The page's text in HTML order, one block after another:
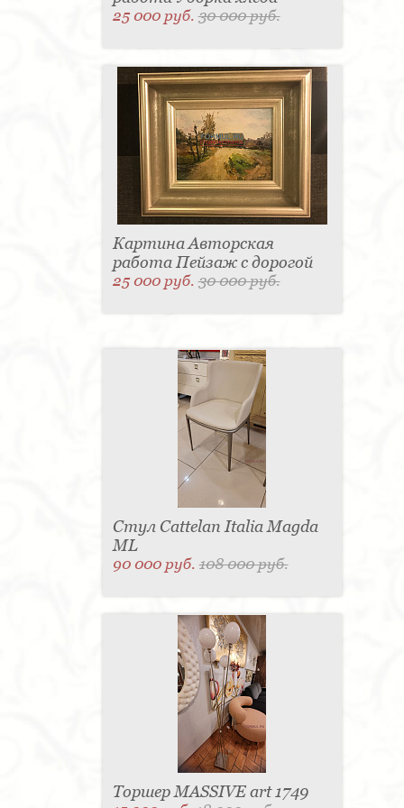
25 000 руб.30 000 руб.
Картина Авторская
работа Пейзаж с дорогой
25 000 руб.30 000 руб.
Стул Cattelan Italia Magda
ML
90 000 руб.108 000 руб.
Торшер MASSIVE art 1749